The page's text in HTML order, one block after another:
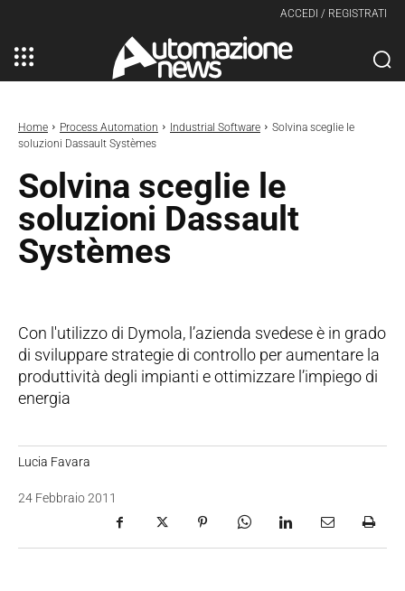
ACCEDI / REGISTRATI
Home Process Automation Industrial Software
Solvina sceglie le
soluzioni Dassault Systèmes
Solvina sceglie le
soluzioni Dassault
Systèmes
Con l'utilizzo di Dymola, l’azienda svedese è in grado
di sviluppare strategie di controllo per aumentare la
produttività degli impianti e ottimizzare l’impiego di
energia
Lucia Favara
24 Febbraio 2011